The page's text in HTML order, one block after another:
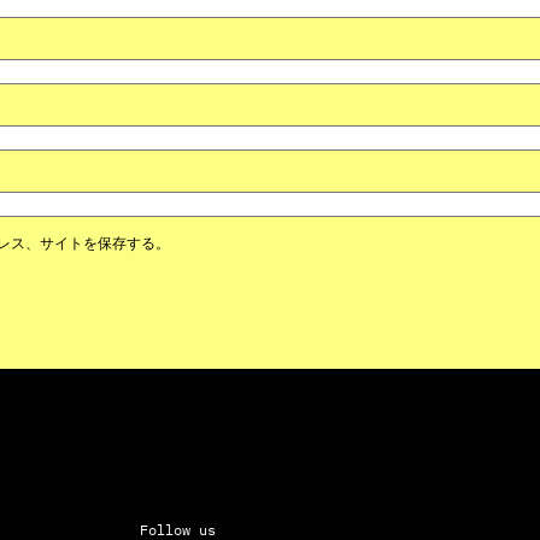
、サイトを保存する。
Follow us